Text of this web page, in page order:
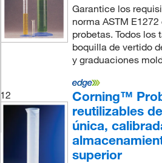
Garantice los
norma ASTM
probetas. Todos los
boquilla de vertido
y graduaciones
12
Corning™
reutilizables
única,
superior